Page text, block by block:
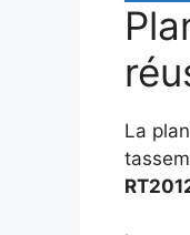
La